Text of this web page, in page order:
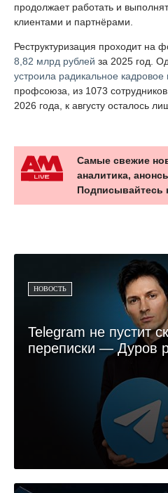
продолжает работать и
клиентами и партнёрами.
Реструктуризация проходит на
8,82 млрд рублей за 2025 год.
устроила радикальное кадровое
профсоюза, из 1073
2026 года, к августу осталось
Самые свежие
аналитика,
Подписывайтесь
НОВОСТЬ
Telegram не пустит
переписки — Дуров